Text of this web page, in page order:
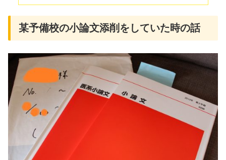
某予備校の小論文添削をしていた時の話